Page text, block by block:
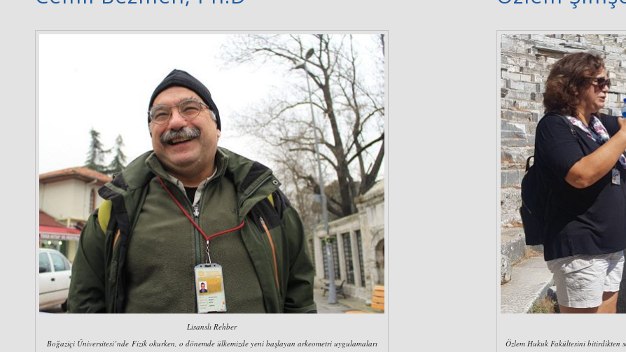
Lisanslı Rehber
Boğaziçi Üniversitesi’nde Fizik okurken, o dönemde ülkemizde yeni başlayan arkeometri uygulamaları
Özlem Hukuk Fakültesini bitirdikten